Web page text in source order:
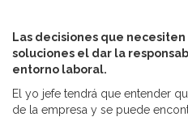
Las decisiones que
soluciones el dar la
entorno laboral.
El yo jefe tendrá que entender
de la empresa y se puede